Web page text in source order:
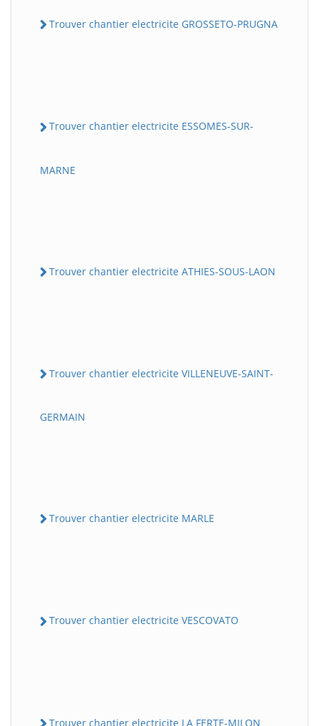
Trouver chantier electricite GROSSETO-PRUGNA
Trouver chantier electricite ESSOMES-SUR-
MARNE
Trouver chantier electricite ATHIES-SOUS-LAON
Trouver chantier electricite VILLENEUVE-SAINT-
GERMAIN
Trouver chantier electricite MARLE
Trouver chantier electricite VESCOVATO
Trouver chantier electricite LA FERTE-MILON